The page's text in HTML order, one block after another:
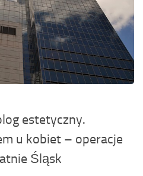
estetyczny.
u kobiet – operacje
Śląsk